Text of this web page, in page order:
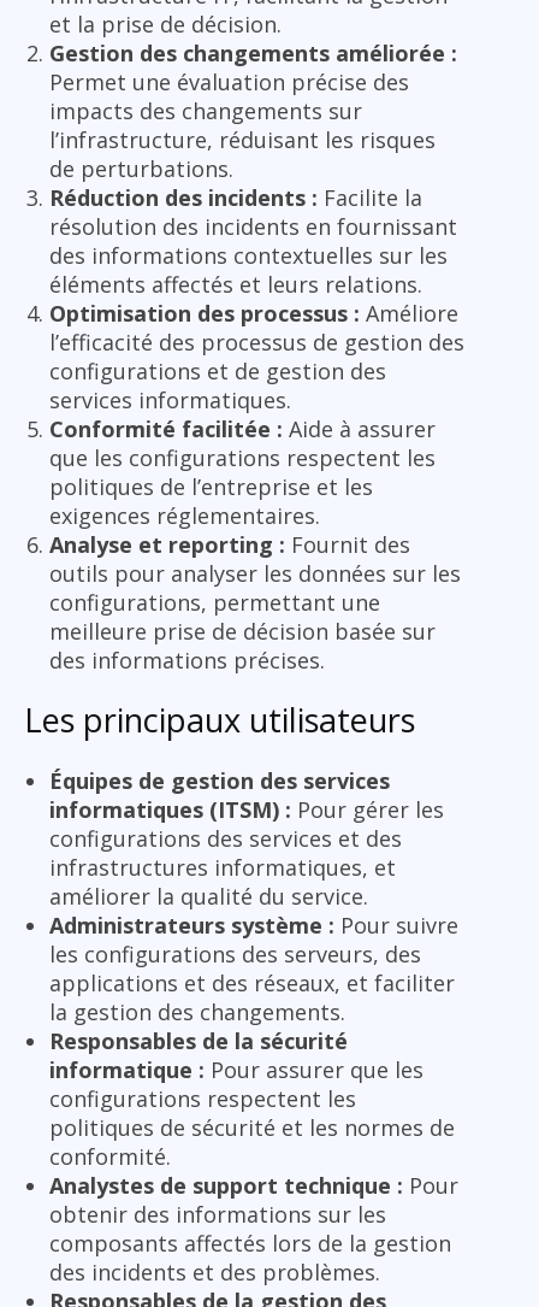
et la prise de décision.
Gestion des changements améliorée :
Permet une évaluation précise des
impacts des changements sur
l’infrastructure, réduisant les risques
de perturbations.
Réduction des incidents : Facilite la
résolution des incidents en fournissant
des informations contextuelles sur les
éléments affectés et leurs relations.
Optimisation des processus : Améliore
l’efficacité des processus de gestion des
configurations et de gestion des
services informatiques.
Conformité facilitée : Aide à assurer
que les configurations respectent les
politiques de l’entreprise et les
exigences réglementaires.
Analyse et reporting : Fournit des
outils pour analyser les données sur les
configurations, permettant une
meilleure prise de décision basée sur
des informations précises.
Les principaux utilisateurs
Équipes de gestion des services
informatiques (ITSM) : Pour gérer les
configurations des services et des
infrastructures informatiques, et
améliorer la qualité du service.
Administrateurs système : Pour suivre
les configurations des serveurs, des
applications et des réseaux, et faciliter
la gestion des changements.
Responsables de la sécurité
informatique : Pour assurer que les
configurations respectent les
politiques de sécurité et les normes de
conformité.
Analystes de support technique : Pour
obtenir des informations sur les
composants affectés lors de la gestion
des incidents et des problèmes.
Responsables de la gestion des